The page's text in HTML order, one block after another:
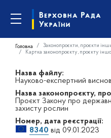
Головна Законопроєкти, проєкти
Картка законопроєкту, проєкту
Назва файлу:
Науково-експертний
Назва законопроєкту,
Проєкт Закону про
захисту рослин
Номер, дата реєстрації:
8340 від 09.01.2023